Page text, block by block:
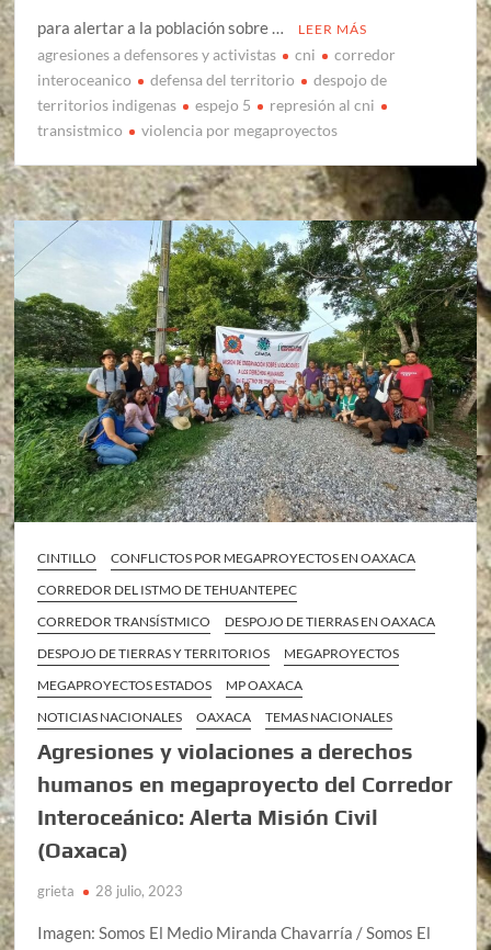
para alertar a la población sobre …
LEER MÁS
agresiones a defensores y activistas cni
corredor
interoceanico
defensa del territorio
despojo de
territorios indigenas
espejo 5
represión al cni
transistmico
violencia por megaproyectos
CINTILLO
CONFLICTOS POR MEGAPROYECTOS EN OAXACA
CORREDOR DEL ISTMO DE TEHUANTEPEC
CORREDOR TRANSÍSTMICO
DESPOJO DE TIERRAS EN OAXACA
DESPOJO DE TIERRAS Y TERRITORIOS
MEGAPROYECTOS
MEGAPROYECTOS ESTADOS
MP OAXACA
NOTICIAS NACIONALES
OAXACA TEMAS NACIONALES
Agresiones y violaciones a derechos
humanos en megaproyecto del Corredor
Interoceánico: Alerta Misión Civil
(Oaxaca)
grieta 28 julio, 2023
Imagen: Somos El Medio Miranda Chavarría / Somos El